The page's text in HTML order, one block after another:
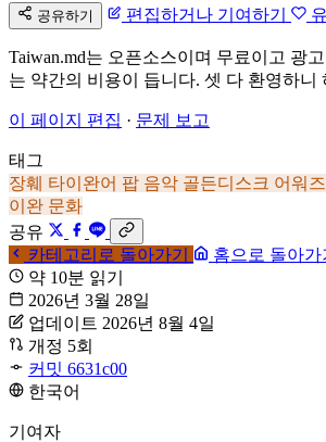
공유하기 편집하거나 기여하기
Taiwan.md는 오픈소스이며 무료이고 광
는 약간의 비용이 듭니다. 셋 다 환영하니
이 페이지 편집 · 문제 보고
태그
장훼 타이완어 팝 음악 골든디스크 어워즈
이완 문화
공유
카테고리로 돌아가기
홈으로 돌아가
약 10분 읽기
2026년 3월 28일
업데이트 2026년 8월 4일
개정 5회
커밋 6631c00
한국어
기여자